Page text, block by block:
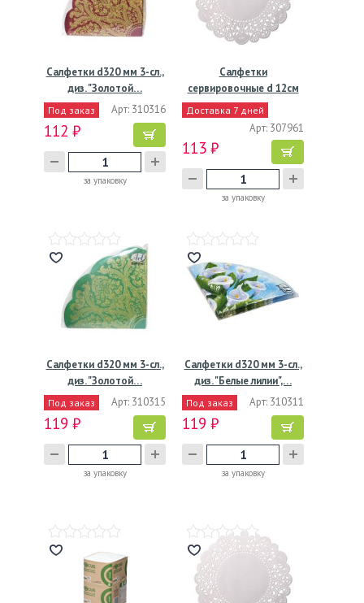
Салфетки d320 мм 3-сл.,
диз. "Золотой…
Под заказ Арт: 310316
112 ₽
за упаковку
Салфетки
сервировочные d 12см
(внутр-7см),…
Доставка 7 дней
Арт: 307961
113 ₽
за упаковку
Салфетки d320 мм 3-сл.,
диз. "Золотой…
Под заказ Арт: 310315
119 ₽
за упаковку
Салфетки d320 мм 3-сл.,
диз. "Белые лилии",…
Под заказ Арт: 310311
119 ₽
за упаковку